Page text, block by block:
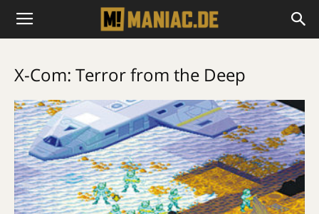
X-Com: Terror from the Deep